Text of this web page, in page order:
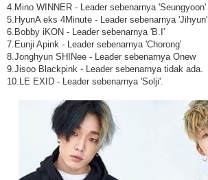
4.Mino WINNER - Leader sebenarnya 'Seungyoon'
5.HyunA eks 4Minute - Leader sebenarnya 'Jihyun'
6.Bobby iKON - Leader sebenarnya 'B.I'
7.Eunji Apink - Leader sebenarnya 'Chorong'
8.Jonghyun SHINee - Leader sebenarnya Onew
9.Jisoo Blackpink - Leader sebenarnya tidak ada.
10.LE EXID - Leader sebenarnya 'Solji'.